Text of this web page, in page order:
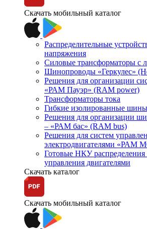
Скачать мобильный каталог
Распределительные
напряжения
Силовые трансформаторы с
Шинопроводы «Геркулес»
Решения для организации
«РАМ Пауэр» (RAM power)
Трансформаторы тока
Гибкие изолированные
Решения для организации
– «РАМ бас» (RAM bus)
Решения для систем
электродвигателями «РАМ
Готовые НКУ распределения
управления двигателями
Скачать каталог
Скачать мобильный каталог